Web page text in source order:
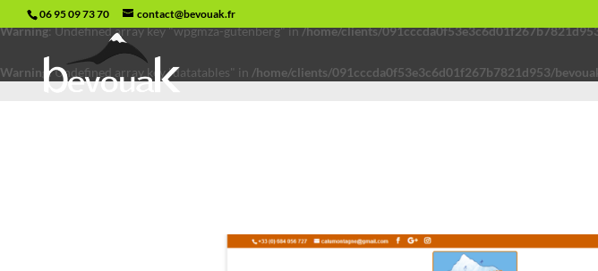
Warning: Undefined array key "wpgmza-gutenberg" in/home/clients/
Warning : Undefined array key "datatables" in /home/clients/091cccda0f53e3c6d01f267b7821d953/
06 95 09 73 70 contact@bevouak.fr